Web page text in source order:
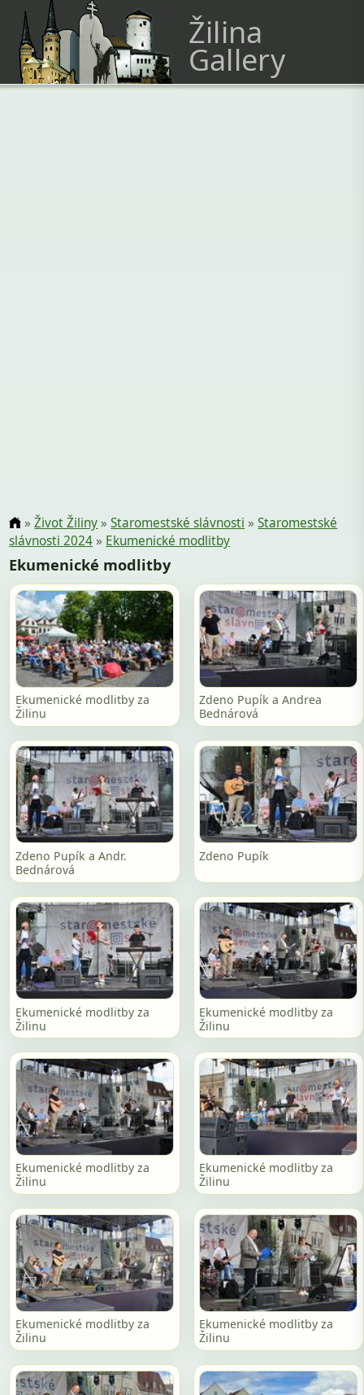
Žilina
Gallery
»Život Žiliny»Staromestské slávnosti »Staromestské
slávnosti 2024» Ekumenické modlitby
Ekumenické modlitby
Ekumenické modlitby za
Žilinu
Zdeno Pupík a Andrea
Bednárová
Zdeno Pupík a Andr.
Bednárová
Zdeno Pupík
Ekumenické modlitby za
Žilinu
Ekumenické modlitby za
Žilinu
Ekumenické modlitby za
Žilinu
Ekumenické modlitby za
Žilinu
Ekumenické modlitby za
Žilinu
Ekumenické modlitby za
Žilinu